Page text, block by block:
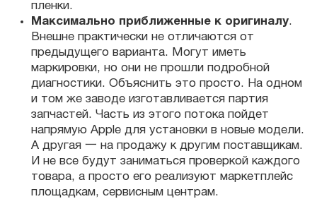
пленки.
Максимально приближенные к оригиналу.
Внешне практически не отличаются от
предыдущего варианта. Могут иметь
маркировки, но они не прошли подробной
диагностики. Объяснить это просто. На одном
и том же заводе изготавливается партия
запчастей. Часть из этого потока пойдет
напрямую Apple для установки в новые модели.
А другая 一 на продажу к другим поставщикам.
И не все будут заниматься проверкой каждого
товара, а просто его реализуют маркетплейс
площадкам, сервисным центрам.